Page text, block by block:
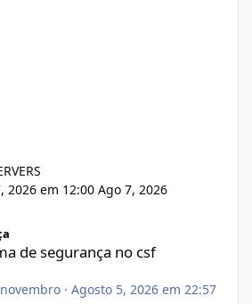
2026 em 12:00 Ago 7, 2026
de segurança no csf
· Agosto 5, 2026 em 22:57